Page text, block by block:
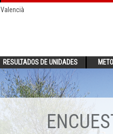
Valencià
RESULTADOS DE UNIDADES